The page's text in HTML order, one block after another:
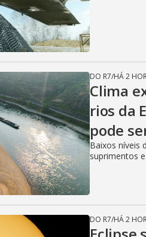
DO R7/HÁ 2
Clima
rios da
pode
Baixos níveis
suprimentos
DO R7/HÁ 2